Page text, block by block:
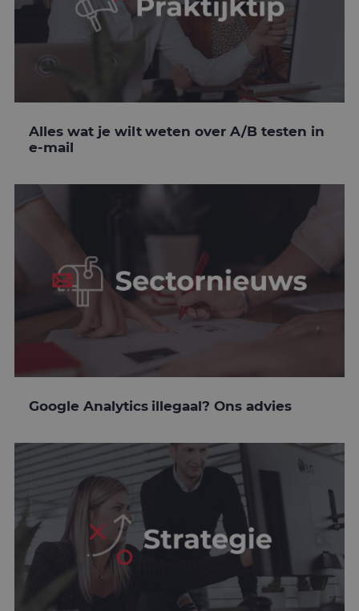
Alles wat je wilt weten over A/B testen in
e-mail
Google Analytics illegaal? Ons advies